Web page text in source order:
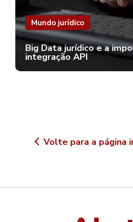
Mundo jurídico
Big Data jurídico e a
integração API
Volte para a página